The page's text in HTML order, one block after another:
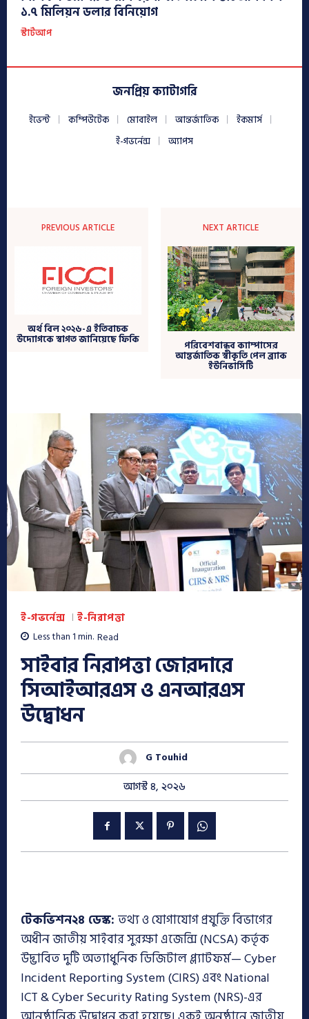
১.৭ মিলিয়ন ডলার বিনিয়োগ
স্টার্টআপ
জনপ্রিয় ক্যাটাগরি
ইভেন্ট কম্পিউটেক মোবাইল আন্তর্জাতিক
ইকমার্স
ই-গভর্নেন্স
অ্যাপস
PREVIOUS ARTICLE
অর্থ বিল ২০২৬-এ ইতিবাচক
উদ্যোগকে স্বাগত জানিয়েছে ফিকি
NEXT ARTICLE
পরিবেশবান্ধব ক্যাম্পাসের
আন্তর্জাতিক স্বীকৃতি পেল ব্র্যাক
ইউনিভার্সিটি